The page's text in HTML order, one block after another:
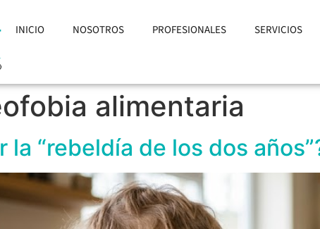
INICIO NOSOTROS PROFESIONALES SERVICIOS
alimentaria
la “rebeldía de los dos